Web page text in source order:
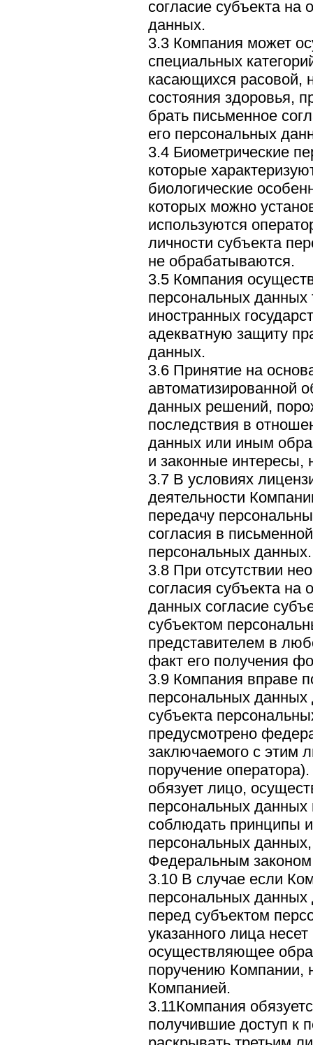
согласие субъекта на
данных.
3.3 Компания может
специальных
касающихся расовой,
состояния здоровья,
брать письменное
его персональных
3.4 Биометрические
которые
биологические
которых можно
используются
личности субъекта
не обрабатываются.
3.5 Компания
персональных данных
иностранных
адекватную защиту
данных.
3.6 Принятие на
автоматизированной
данных решений,
последствия в
данных или иным
и законные интересы,
3.7 В условиях
деятельности
передачу
согласия в
персональных данных.
3.8 При отсутствии
согласия субъекта на
данных согласие
субъектом
представителем в
факт его получения
3.9 Компания вправе
персональных данных
субъекта
предусмотрено
заключаемого с этим
поручение
обязует лицо,
персональных
соблюдать принципы
персональных
Федеральным
3.10 В случае если
персональных данных
перед субъектом
указанного лица
осуществляющее
поручению Компании,
Компанией.
3.11Компания
получившие доступ к